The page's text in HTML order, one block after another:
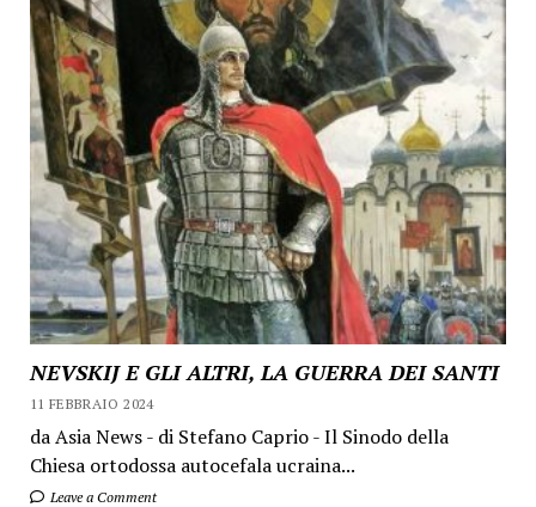
NEVSKIJ E GLI ALTRI, LA GUERRA DEI SANTI
11 FEBBRAIO 2024
da Asia News - di Stefano Caprio - Il Sinodo della
Chiesa ortodossa autocefala ucraina...
Leave a Comment